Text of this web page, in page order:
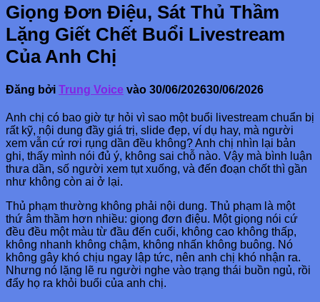
Giọng Đơn Điệu, Sát Thủ Thầm
Lặng Giết Chết Buổi Livestream
Của Anh Chị
Đăng bởi Trung Voice vào 30/06/202630/06/2026
Anh chị có bao giờ tự hỏi vì sao một buổi livestream chuẩn bị
rất kỹ, nội dung đầy giá trị, slide đẹp, ví dụ hay, mà người
xem vẫn cứ rơi rụng dần đều không? Anh chị nhìn lại bản
ghi, thấy mình nói đủ ý, không sai chỗ nào. Vậy mà bình luận
thưa dần, số người xem tụt xuống, và đến đoạn chốt thì gần
như không còn ai ở lại.
Thủ phạm thường không phải nội dung. Thủ phạm là một
thứ âm thầm hơn nhiều: giọng đơn điệu. Một giọng nói cứ
đều đều một màu từ đầu đến cuối, không cao không thấp,
không nhanh không chậm, không nhấn không buông. Nó
không gây khó chịu ngay lập tức, nên anh chị khó nhận ra.
Nhưng nó lặng lẽ ru người nghe vào trạng thái buồn ngủ, rồi
đẩy họ ra khỏi buổi của anh chị.